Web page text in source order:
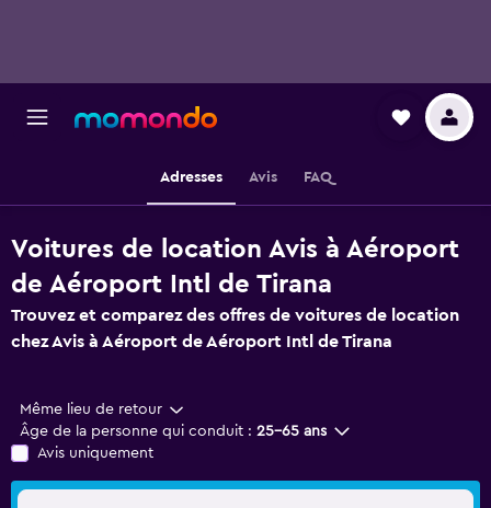
Adresses Avis FAQ
Voitures de location Avis à Aéroport
de Aéroport Intl de Tirana
Trouvez et comparez des offres de voitures de location
chez Avis à Aéroport de Aéroport Intl de Tirana
Même lieu de retour
Âge de la personne qui conduit : 25-65 ans
Avis uniquement